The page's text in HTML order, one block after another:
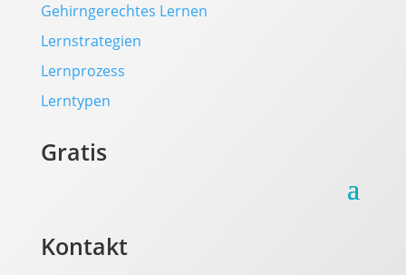
Gehirngerechtes Lernen
Lernstrategien
Lernprozess
Lerntypen
Gratis
Kontakt